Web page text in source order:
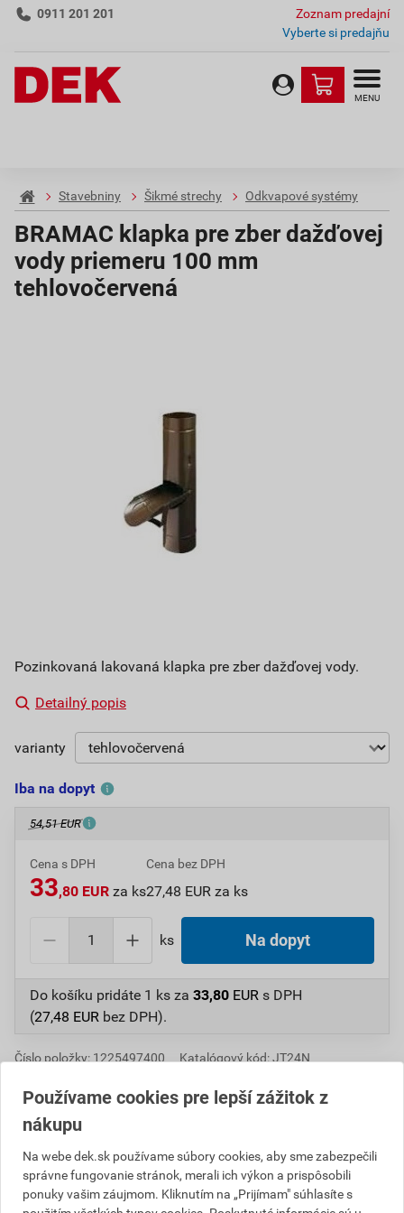
0911 201 201
Zoznam predajní
Vyberte si predajňu
MENU
Stavebniny Šikmé strechy Odkvapové systémy
BRAMAC klapka pre zber dažďovej
vody priemeru 100 mm
tehlovočervená
Pozinkovaná lakovaná klapka pre zber dažďovej vody.
Detailný popis
varianty
Iba na dopyt
54,51 EUR
Cena s DPH
33,80 EUR za ks
Cena bez DPH
27,48 EUR za ks
ks Na dopyt
Do košíku pridáte 1 ks za 33,80 EUR s DPH
(27,48 EUR bez DPH).
Číslo položky: 1225497400
Katalógový kód: JT24N
Popis
Klapka pre zber dažďovej vody z pozinkovaného
Používame cookies pre lepší zážitok z
nákupu
Na webe dek.sk používame súbory cookies, aby sme zabezpečili
správne fungovanie stránok, merali ich výkon a prispôsobili
ponuky vašim záujmom. Kliknutím na „Prijímam" súhlasíte s